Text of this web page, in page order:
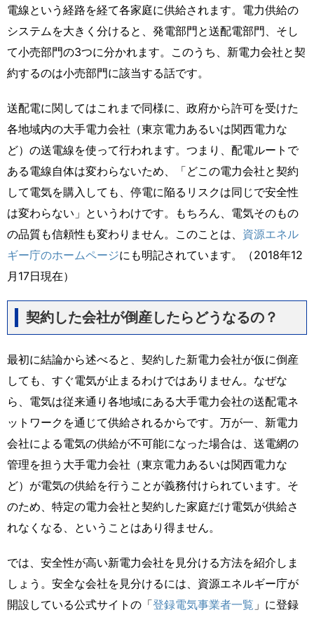
電線という経路を経て各家庭に供給されます。電力供給の
システムを大きく分けると、発電部門と送配電部門、そし
て小売部門の3つに分かれます。このうち、新電力会社と契
約するのは小売部門に該当する話です。
送配電に関してはこれまで同様に、政府から許可を受けた
各地域内の大手電力会社（東京電力あるいは関西電力な
ど）の送電線を使って行われます。つまり、配電ルートで
ある電線自体は変わらないため、「どこの電力会社と契約
して電気を購入しても、停電に陥るリスクは同じで安全性
は変わらない」というわけです。もちろん、電気そのもの
の品質も信頼性も変わりません。このことは、 資源エネル
ギー庁のホームページにも明記されています。（2018年12
月17日現在）
契約した会社が倒産したらどうなるの？
最初に結論から述べると、契約した新電力会社が仮に倒産
しても、すぐ電気が止まるわけではありません。なぜな
ら、電気は従来通り各地域にある大手電力会社の送配電ネ
ットワークを通じて供給されるからです。万が一、新電力
会社による電気の供給が不可能になった場合は、送電網の
管理を担う大手電力会社（東京電力あるいは関西電力な
ど）が電気の供給を行うことが義務付けられています。そ
のため、特定の電力会社と契約した家庭だけ電気が供給さ
れなくなる、ということはあり得ません。
では、安全性が高い新電力会社を見分ける方法を紹介しま
しょう。安全な会社を見分けるには、資源エネルギー庁が
開設している公式サイトの「登録電気事業者一覧 」に登録